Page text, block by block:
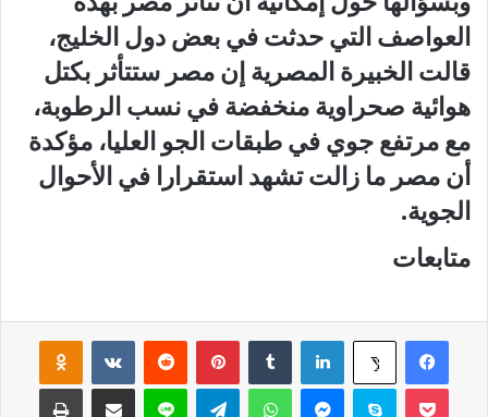
العواصف التي حدثت في بعض دول الخليج،
قالت الخبيرة المصرية إن مصر ستتأثر بكتل
هوائية صحراوية منخفضة في نسب الرطوبة،
مع مرتفع جوي في طبقات الجو العليا، مؤكدة
أن مصر ما زالت تشهد استقرارا في الأحوال
الجوية.
متابعات
فيسبوك ‫X لينكدإن بينتيريست
سكايب واتساب لاين